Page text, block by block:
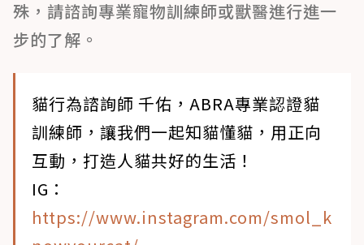
殊，請諮詢專業寵物訓練師或獸醫進行進一
步的了解。
貓行為諮詢師 千佑，ABRA專業認證貓
訓練師，讓我們一起知貓懂貓，用正向
互動，打造人貓共好的生活！
IG：
https://www.instagram.com/smol_k